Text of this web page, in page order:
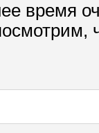
время